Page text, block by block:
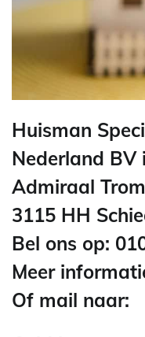
Huisman
Nederland BV
Admiraal
3115 HH
Bel ons op:
Meer
Of mail naar: